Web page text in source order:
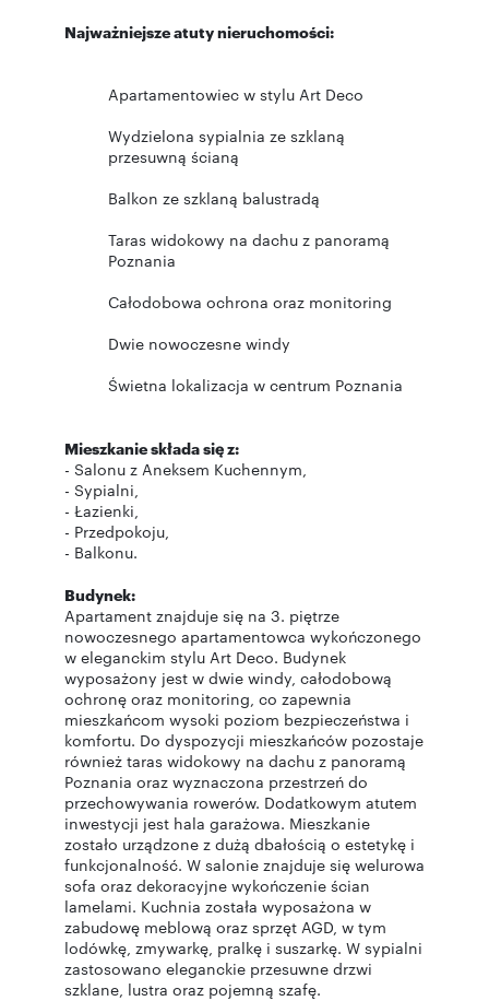
Najważniejsze atuty nieruchomości:
Apartamentowiec w stylu Art Deco
Wydzielona sypialnia ze szklaną
przesuwną ścianą
Balkon ze szklaną balustradą
Taras widokowy na dachu z panoramą
Poznania
Całodobowa ochrona oraz monitoring
Dwie nowoczesne windy
Świetna lokalizacja w centrum Poznania
Mieszkanie składa się z:
- Salonu z Aneksem Kuchennym,
- Sypialni,
- Łazienki,
- Przedpokoju,
- Balkonu.
Budynek:
Apartament znajduje się na 3. piętrze
nowoczesnego apartamentowca wykończonego
w eleganckim stylu Art Deco. Budynek
wyposażony jest w dwie windy, całodobową
ochronę oraz monitoring, co zapewnia
mieszkańcom wysoki poziom bezpieczeństwa i
komfortu. Do dyspozycji mieszkańców pozostaje
również taras widokowy na dachu z panoramą
Poznania oraz wyznaczona przestrzeń do
przechowywania rowerów. Dodatkowym atutem
inwestycji jest hala garażowa. Mieszkanie
zostało urządzone z dużą dbałością o estetykę i
funkcjonalność. W salonie znajduje się welurowa
sofa oraz dekoracyjne wykończenie ścian
lamelami. Kuchnia została wyposażona w
zabudowę meblową oraz sprzęt AGD, w tym
lodówkę, zmywarkę, pralkę i suszarkę. W sypialni
zastosowano eleganckie przesuwne drzwi
szklane, lustra oraz pojemną szafę.